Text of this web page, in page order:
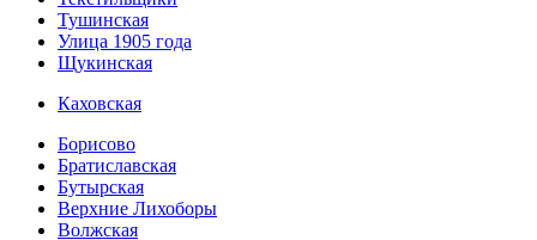
Тушинская
Улица 1905 года
Щукинская
Каховская
Борисово
Братиславская
Бутырская
Верхние Лихоборы
Волжская